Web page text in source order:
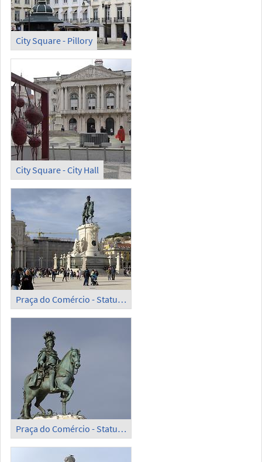
City Square - Pillory
City Square - City Hall
Praça do Comércio - Statue of King José I and Rua Augusta Arch
Praça do Comércio - Statue of King José I (1)